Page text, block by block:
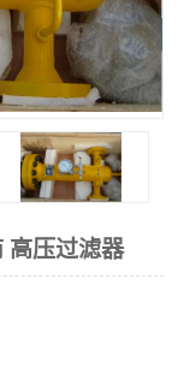
高压过滤器